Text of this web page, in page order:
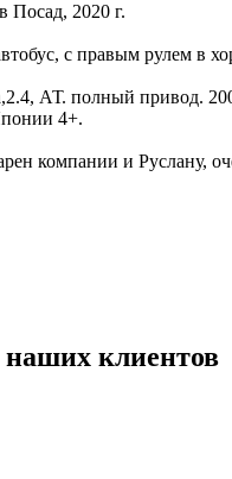
Посад, 2020 г.
с правым рулем в
АТ. полный привод.
4+.
компании и Руслану,
наших клиентов